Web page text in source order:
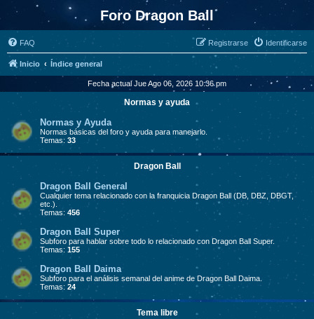
Foro Dragon Ball
FAQ Identificarse
Registrarse
Inicio Índice general
Fecha actual Jue Ago 06, 2026 10:36 pm
Normas y ayuda
Normas y Ayuda
Normas básicas del foro y ayuda para manejarlo.
Temas: 33
Dragon Ball
Dragon Ball General
Cualquier tema relacionado con la franquicia Dragon Ball (DB, DBZ, DBGT,
etc.).
Temas: 456
Dragon Ball Super
Subforo para hablar sobre todo lo relacionado con Dragon Ball Super.
Temas: 155
Dragon Ball Daima
Subforo para el análisis semanal del anime de Dragon Ball Daima.
Temas: 24
Tema libre